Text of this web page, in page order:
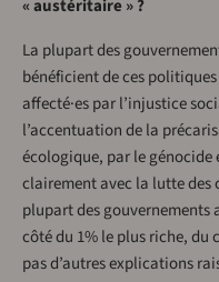
« austéritaire » ?
La plupart des
bénéficient de ces
affecté·es par l’injustice
l’accentuation de la
écologique, par le génocide
clairement avec la lutte des
plupart des gouvernements
côté du 1% le plus riche, du
pas d’autres explications